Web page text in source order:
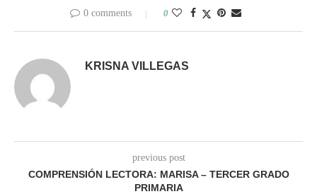
0 comments 0
KRISNA VILLEGAS
previous post
COMPRENSIÓN LECTORA: MARISA – TERCER GRADO
PRIMARIA